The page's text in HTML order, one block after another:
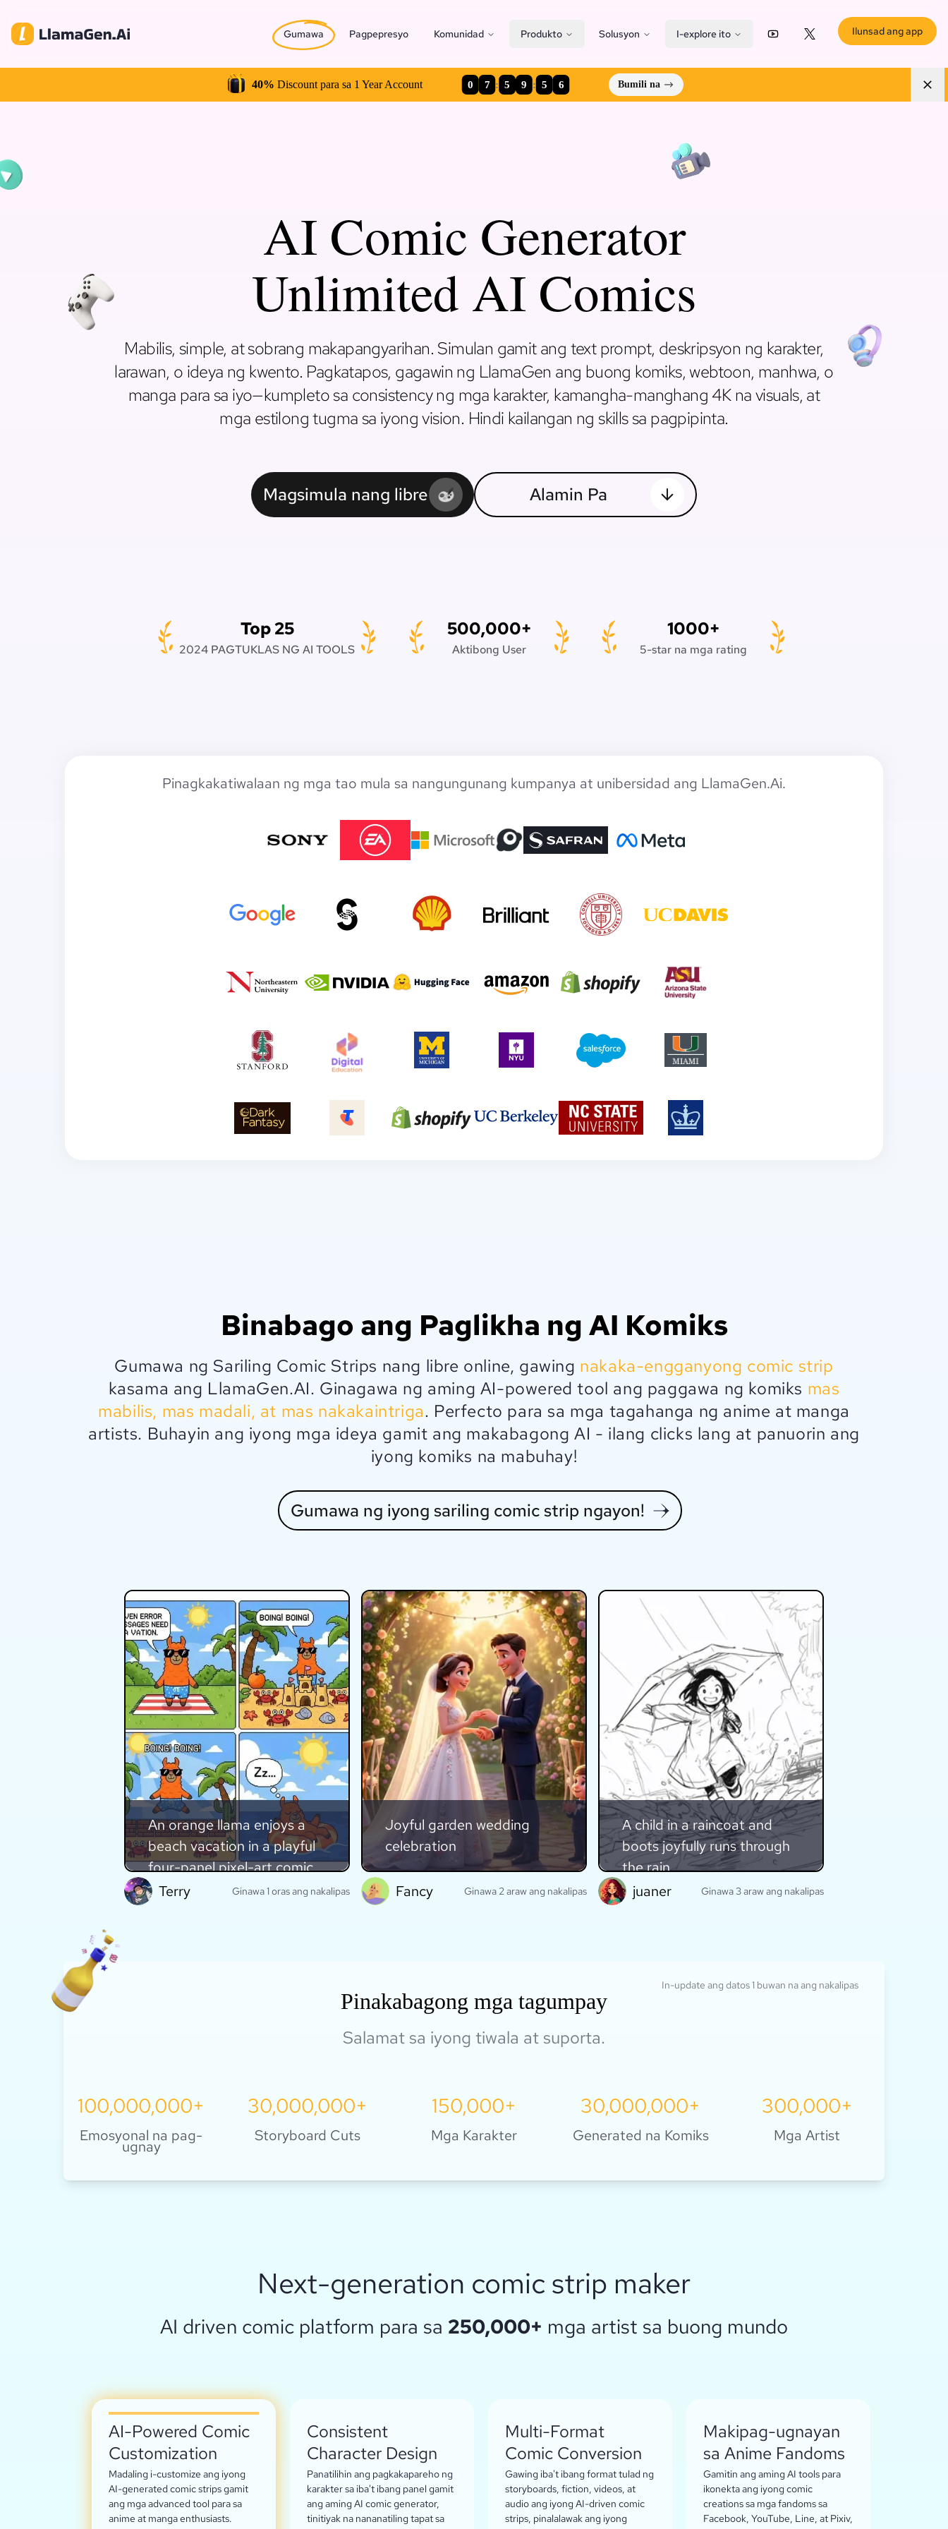
Gumawa Pagpepresyo Komunidad Produkto Solusyon I-explore ito YouTubeX (Twitter)
Ilunsad ang app
40% Discount para sa 1 Year Account 0 7 : 5 9 : 5 5 Bumili na
AI Comic Generator
Unlimited AI Comics
Mabilis, simple, at sobrang makapangyarihan. Simulan gamit ang text prompt, deskripsyon ng karakter,
larawan, o ideya ng kwento. Pagkatapos, gagawin ng LlamaGen ang buong komiks, webtoon, manhwa, o
manga para sa iyo—kumpleto sa consistency ng mga karakter, kamangha-manghang 4K na visuals, at
mga estilong tugma sa iyong vision. Hindi kailangan ng skills sa pagpipinta.
Magsimula nang libre Alamin Pa
Top 25
2024 PAGTUKLAS NG AI TOOLS
500,000+
Aktibong User
1000+
5-star na mga rating
Pinagkakatiwalaan ng mga tao mula sa nangungunang kumpanya at unibersidad ang LlamaGen.Ai.
Binabago ang Paglikha ng AI Komiks
Gumawa ng Sariling Comic Strips nang libre online, gawing nakaka-engganyong comic strip
kasama ang LlamaGen.AI. Ginagawa ng aming AI-powered tool ang paggawa ng komiks mas
mabilis, mas madali, at mas nakakaintriga. Perfecto para sa mga tagahanga ng anime at manga
artists. Buhayin ang iyong mga ideya gamit ang makabagong AI - ilang clicks lang at panuorin ang
iyong komiks na mabuhay!
Gumawa ng iyong sariling comic strip ngayon!
An orange llama enjoys a
beach vacation in a playful
four-panel pixel-art comic
strip.
Terry Ginawa 1 oras ang nakalipas
Joyful garden wedding
celebration
Fancy Ginawa 2 araw ang nakalipas
A child in a raincoat and
boots joyfully runs through
the rain.
juaner Ginawa 3 araw ang nakalipas
In-update ang datos 1 buwan na ang nakalipas
Pinakabagong mga tagumpay
Salamat sa iyong tiwala at suporta.
100,000,000+
Emosyonal na pag-
ugnay
30,000,000+
Storyboard Cuts
150,000+
Mga Karakter
30,000,000+
Generated na Komiks
300,000+
Mga Artist
Next-generation comic strip maker
AI driven comic platform para sa 250,000+ mga artist sa buong mundo
AI-Powered Comic
Customization
Madaling i-customize ang iyong
AI-generated comic strips gamit
ang mga advanced tool para sa
anime at manga enthusiasts.
Consistent
Character Design
Panatilihin ang pagkakapareho ng
karakter sa iba't ibang panel gamit
ang aming AI comic generator,
tinitiyak na nananatiling tapat sa
Multi-Format
Comic Conversion
Gawing iba't ibang format tulad ng
storyboards, fiction, videos, at
audio ang iyong AI-driven comic
strips, pinalalawak ang iyong
Makipag-ugnayan
sa Anime Fandoms
Gamitin ang aming AI tools para
ikonekta ang iyong comic
creations sa mga fandoms sa
Facebook, YouTube, Line, at Pixiv,